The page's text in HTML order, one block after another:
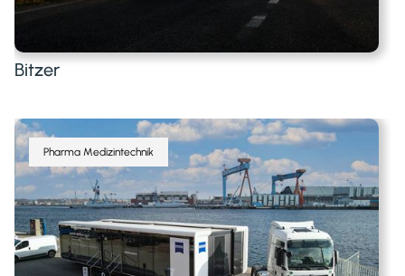
Bitzer
Pharma Medizintechnik